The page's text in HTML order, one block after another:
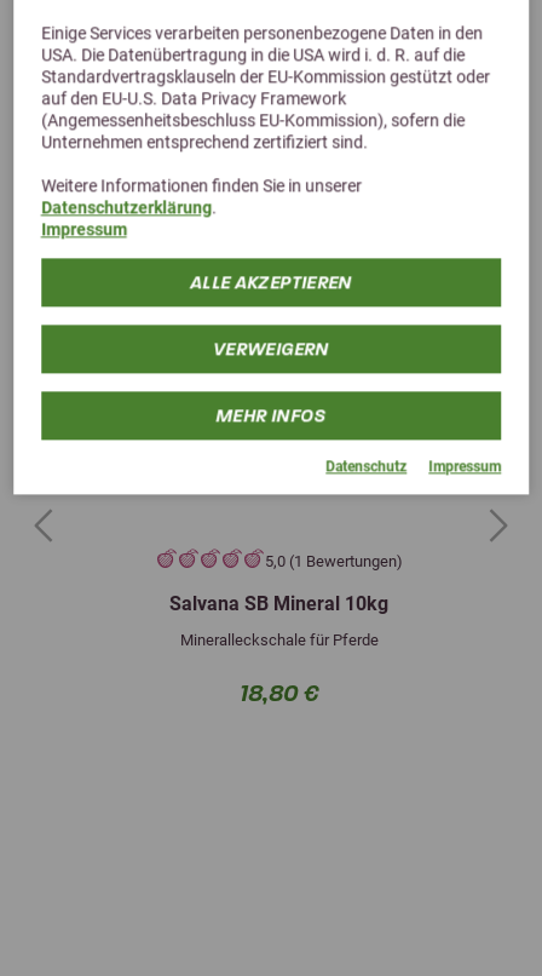
Einige Services verarbeiten personenbezogene Daten in den
USA. Die Datenübertragung in die USA wird i. d. R. auf die
Standardvertragsklauseln der EU-Kommission gestützt oder
auf den EU-U.S. Data Privacy Framework
(Angemessenheitsbeschluss EU-Kommission), sofern die
Unternehmen entsprechend zertifiziert sind.
Weitere Informationen finden Sie in unserer
Datenschutzerklärung.
Impressum
ALLE AKZEPTIEREN
VERWEIGERN
MEHR INFOS
Datenschutz Impressum
Alternative Produkte
5,0 (1 Bewertungen)
Salvana SB Mineral 10kg
Mineralleckschale für Pferde
18,80 €
Previous Next